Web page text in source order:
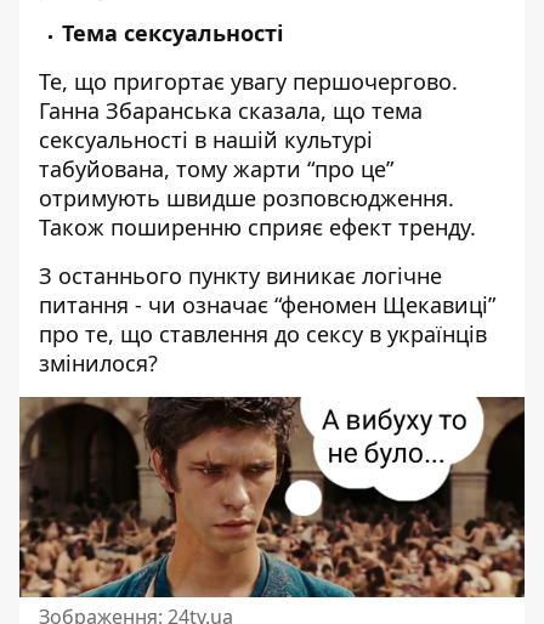
Тема сексуальності
Те, що пригортає увагу першочергово.
Ганна Збаранська сказала, що тема
сексуальності в нашій культурі
табуйована, тому жарти “про це”
отримують швидше розповсюдження.
Також поширенню сприяє ефект тренду.
З останнього пункту виникає логічне
питання - чи означає “феномен Щекавиці”
про те, що ставлення до сексу в українців
змінилося?
Зображення: 24tv.ua